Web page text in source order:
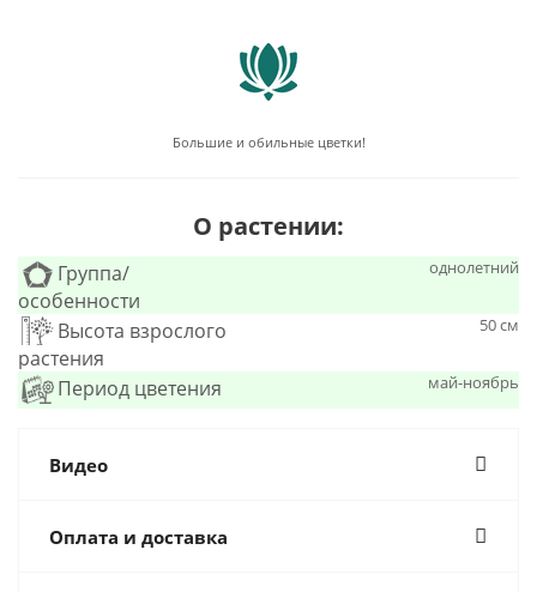
Большие и обильные цветки!
О растении:
Группа/
особенности
однолетний
Высота взрослого
растения
50 см
Период цветения май-ноябрь
Видео
Оплата и доставка